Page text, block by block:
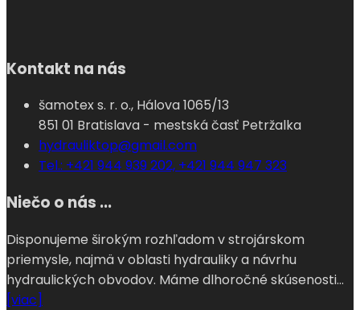
Kontakt na nás
šamotex s. r. o., Hálova 1065/13
851 01 Bratislava - mestská časť Petržalka
hydrauliktop@gmail.com
Tel.: +421 944 939 202, +421 944 947 323
Niečo o nás ...
Disponujeme širokým rozhľadom v strojárskom
priemysle, najmä v oblasti hydrauliky a návrhu
hydraulických obvodov. Máme dlhoročné skúsenosti...
[viac]